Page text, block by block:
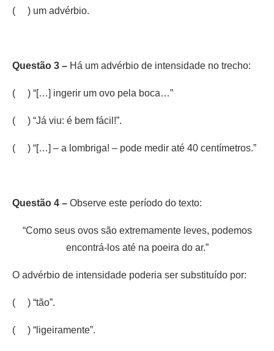
( ) um advérbio.
Questão 3 – Há um advérbio de intensidade no trecho:
( ) “[…] ingerir um ovo pela boca…”
( ) “Já viu: é bem fácil!”.
( ) “[…] – a lombriga! – pode medir até 40 centímetros.”
Questão 4 – Observe este período do texto:
“Como seus ovos são extremamente leves, podemos
encontrá-los até na poeira do ar.”
O advérbio de intensidade poderia ser substituído por:
( ) “tão”.
( ) “ligeiramente”.